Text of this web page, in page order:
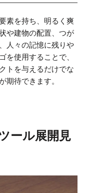
素を持ち、明るく爽
や建物の配置、つが
人々の記憶に残りや
を使用することで、
トを与えるだけでな
期待できます。
ール展開見